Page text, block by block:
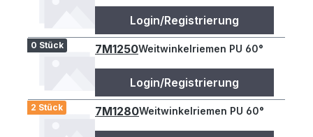
Login/Registrierung
0 Stück 7M1250Weitwinkelriemen PU 60°
Login/Registrierung
2 Stück 7M1280Weitwinkelriemen PU 60°